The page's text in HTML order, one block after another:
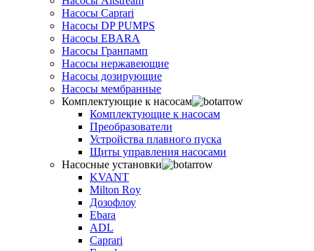
Насосы Caprari
Насосы DP PUMPS
Насосы EBARA
Насосы Гранпамп
Насосы нержавеющие
Насосы дозирующие
Насосы мембранные
Комплектующие к насосам
Комплектующие к насосам
Преобразователи
Устройства плавного пуска
Щиты управления насосами
Насосные установки
KVANT
Milton Roy
Дозофлоу
Ebara
ADL
Caprari